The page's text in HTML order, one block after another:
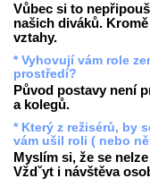
Vůbec si to
našich diváků.
vztahy.
* Vyhovují vám role
prostředí?
Původ postavy není
a kolegů.
* Který z režisérů, by
vám ušil roli ( nebo
Myslím si, že se
Vždˇyt i návštěva